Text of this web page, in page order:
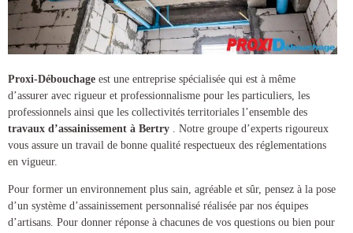
Proxi-Débouchage est une entreprise spécialisée qui est à même
d’assurer avec rigueur et professionnalisme pour les particuliers, les
professionnels ainsi que les collectivités territoriales l’ensemble des
travaux d’assainissement à Bertry
. Notre groupe d’experts rigoureux
vous assure un travail de bonne qualité respectueux des réglementations
en vigueur.
Pour former un environnement plus sain, agréable et sûr, pensez à la pose
d’un système d’assainissement personnalisé réalisée par nos équipes
d’artisans. Pour donner réponse à chacunes de vos questions ou bien pour